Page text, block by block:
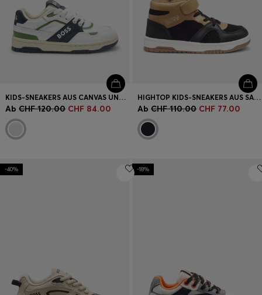
KIDS-SNEAKERS AUS CANVAS UND LEDER
Ab CHF 120.00 CHF 84.00
HIGHTOP KIDS-SNEAKERS AUS SAMT UND LEDER
Ab CHF 110.00 CHF 77.00
-40% -18%